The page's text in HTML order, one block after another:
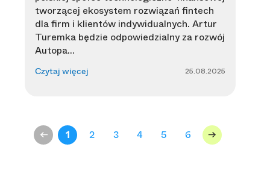
tworzącej ekosystem rozwiązań fintech
dla firm i klientów indywidualnych. Artur
Turemka będzie odpowiedzialny za rozwój
Autopa...
Czytaj więcej 25.08.2025
<- 1 2 3 4 5 6 ->